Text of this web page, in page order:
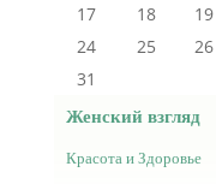
17
18 19
24
25 26
31
Женский взгляд
Красота и Здоровье